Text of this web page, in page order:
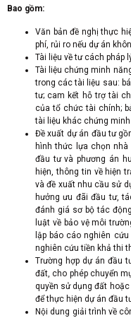
Bao gồm:
Văn bản đề nghị thực
phí, rủi ro nếu dự án
Tài liệu về tư cách pháp
Tài liệu chứng minh
trong các tài liệu sau:
tư; cam kết hỗ trợ tài
của tổ chức tài chính;
tài liệu khác chứng
Đề xuất dự án đầu tư
hình thức lựa chọn
đầu tư và phương án
hiện, thông tin về hiện
và đề xuất nhu cầu sử
hưởng ưu đãi đầu tư,
đánh giá sơ bộ tác
luật về bảo vệ môi
lập báo cáo nghiên
nghiên cứu tiền khả thi
Trường hợp dự án đầu
đất, cho phép chuyển
quyền sử dụng đất
để thực hiện dự án đầu
Nội dung giải trình về